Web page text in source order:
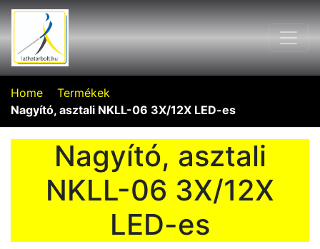
Home
Termékek
Nagyító, asztali NKLL-06 3X/12X LED-es
Nagyító, asztali
NKLL-06 3X/12X
LED-es